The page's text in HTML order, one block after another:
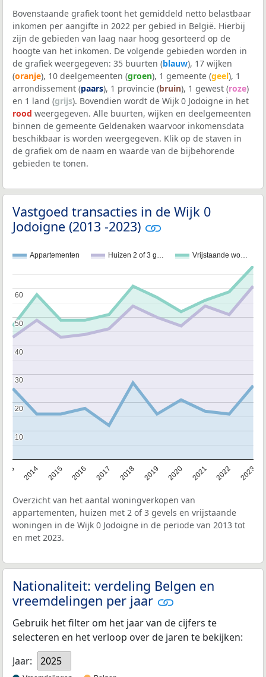
Bovenstaande grafiek toont het gemiddeld netto belastbaar
inkomen per aangifte in 2022 per gebied in België. Hierbij
zijn de gebieden van laag naar hoog gesorteerd op de
hoogte van het inkomen. De volgende gebieden worden in
de grafiek weergegeven: 35 buurten (blauw), 17 wijken
(oranje), 10 deelgemeenten (groen), 1 gemeente (geel), 1
arrondissement (paars), 1 provincie (bruin), 1 gewest (roze)
en 1 land (grijs). Bovendien wordt de Wijk 0 Jodoigne in het
rood weergegeven. Alle buurten, wijken en deelgemeenten
binnen de gemeente Geldenaken waarvoor inkomensdata
beschikbaar is worden weergegeven. Klik op de staven in
de grafiek om de naam en waarde van de bijbehorende
gebieden te tonen.
Vastgoed transacties in de Wijk 0
Jodoigne (2013 -2023)
Appartementen Huizen 2 of 3 g… Vrijstaande wo…
2014 2015 2016 2017 2018 2019 2020 2021 2022 2023
10
10
20
20
30
30
40
40
50
50
60
60
Overzicht van het aantal woningverkopen van
appartementen, huizen met 2 of 3 gevels en vrijstaande
woningen in de Wijk 0 Jodoigne in de periode van 2013 tot
en met 2023.
Nationaliteit: verdeling Belgen en
vreemdelingen per jaar
Gebruik het filter om het jaar van de cijfers te
selecteren en het verloop over de jaren te bekijken:
Jaar:
2025